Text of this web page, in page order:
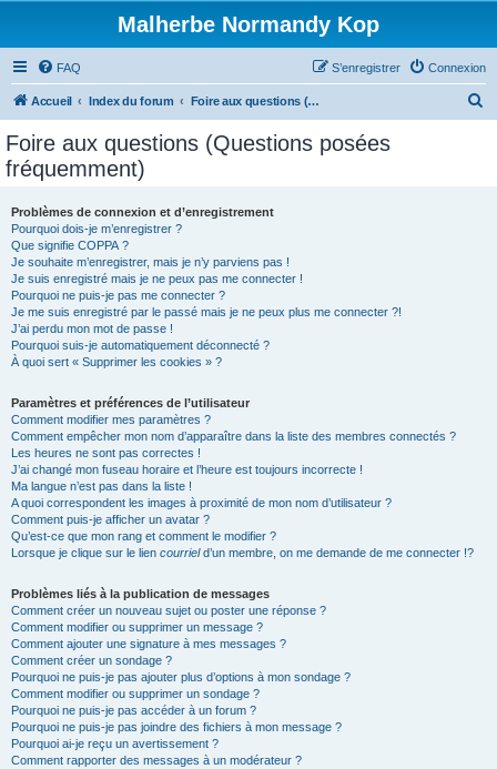
Malherbe Normandy Kop
FAQ Connexion
S’enregistrer
Accueil Index du forum Foire aux questions (Questions posées fréquemment)
Foire aux questions (Questions posées
fréquemment)
Problèmes de connexion et d’enregistrement
Pourquoi dois-je m’enregistrer ?
Que signifie COPPA ?
Je souhaite m’enregistrer, mais je n’y parviens pas !
Je suis enregistré mais je ne peux pas me connecter !
Pourquoi ne puis-je pas me connecter ?
Je me suis enregistré par le passé mais je ne peux plus me connecter ?!
J’ai perdu mon mot de passe !
Pourquoi suis-je automatiquement déconnecté ?
À quoi sert « Supprimer les cookies » ?
Paramètres et préférences de l’utilisateur
Comment modifier mes paramètres ?
Comment empêcher mon nom d’apparaître dans la liste des membres connectés ?
Les heures ne sont pas correctes !
J’ai changé mon fuseau horaire et l’heure est toujours incorrecte !
Ma langue n’est pas dans la liste !
A quoi correspondent les images à proximité de mon nom d’utilisateur ?
Comment puis-je afficher un avatar ?
Qu’est-ce que mon rang et comment le modifier ?
Lorsque je clique sur le lien courrield’un membre, on me demande de me connecter !?
Problèmes liés à la publication de messages
Comment créer un nouveau sujet ou poster une réponse ?
Comment modifier ou supprimer un message ?
Comment ajouter une signature à mes messages ?
Comment créer un sondage ?
Pourquoi ne puis-je pas ajouter plus d’options à mon sondage ?
Comment modifier ou supprimer un sondage ?
Pourquoi ne puis-je pas accéder à un forum ?
Pourquoi ne puis-je pas joindre des fichiers à mon message ?
Pourquoi ai-je reçu un avertissement ?
Comment rapporter des messages à un modérateur ?